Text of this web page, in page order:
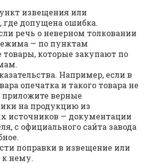
извещения или
где допущена ошибка.
речь о неверном толковании
— по пунктам
товары, которые закупают по
Например, если в
опечатка и такого товара не
приложите верные
на продукцию из
источников — документации
с официального сайта завода
поправки в извещение или
нему.